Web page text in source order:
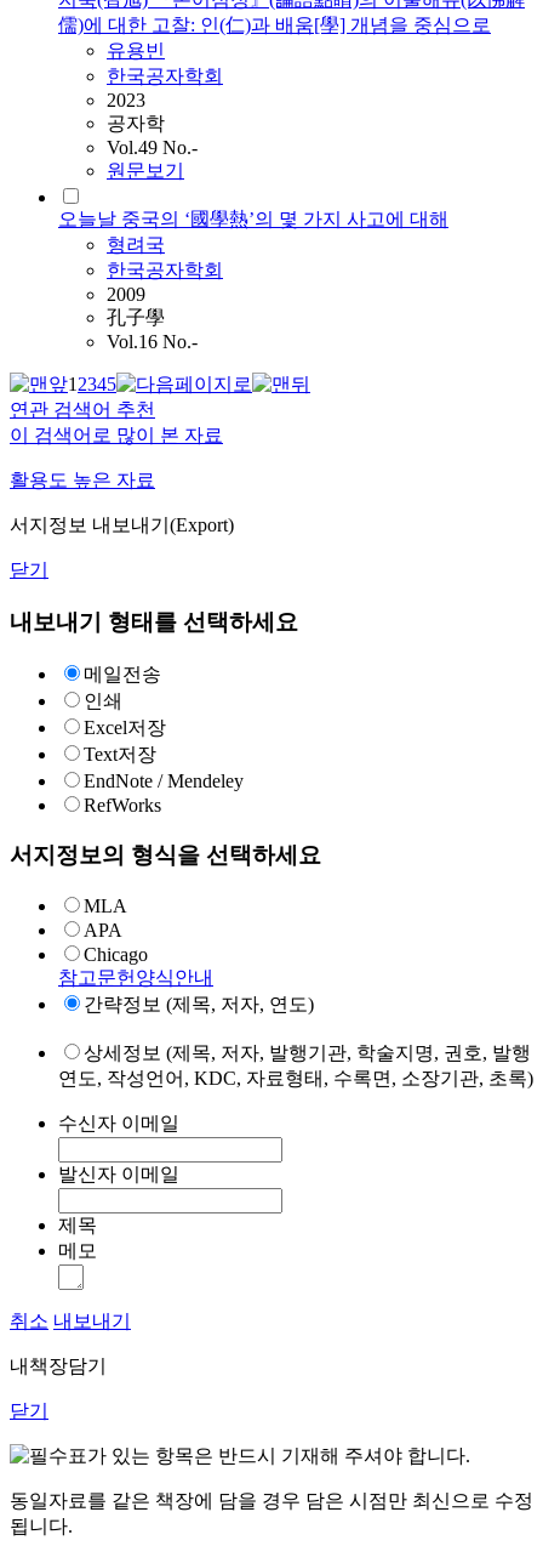
儒)에 대한 고찰: 인(仁)과 배움[學] 개념을 중심으로
유용빈
한국공자학회
2023
공자학
Vol.49 No.-
원문보기
오늘날 중국의 ‘國學熱’의 몇 가지 사고에 대해
형려국
한국공자학회
2009
孔子學
Vol.16 No.-
12345
연관 검색어 추천
이 검색어로 많이 본 자료
활용도 높은 자료
서지정보 내보내기(Export)
닫기
내보내기 형태를 선택하세요
메일전송
인쇄
Excel저장
Text저장
EndNote / Mendeley
RefWorks
서지정보의 형식을 선택하세요
MLA
APA
Chicago
참고문헌양식안내
간략정보 (제목, 저자, 연도)
상세정보 (제목, 저자, 발행기관, 학술지명, 권호, 발행
연도, 작성언어, KDC, 자료형태, 수록면, 소장기관, 초록)
수신자 이메일
발신자 이메일
제목
메모
취소 내보내기
내책장담기
닫기
표가 있는 항목은 반드시 기재해 주셔야 합니다.
동일자료를 같은 책장에 담을 경우 담은 시점만 최신으로 수정
됩니다.